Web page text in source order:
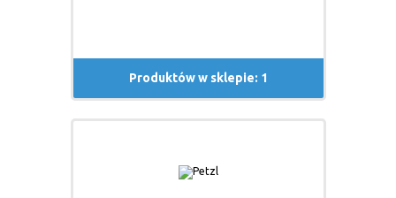
Produktów w sklepie: 1